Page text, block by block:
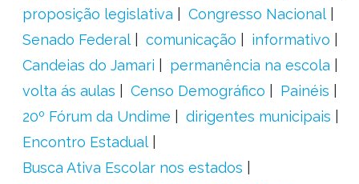
proposição legislativa
Congresso Nacional
Senado Federal
comunicação
informativo
Candeias do Jamari
permanência na escola
volta ás aulas
Censo Demográfico
Painéis
20º Fórum da Undime
dirigentes municipais
Encontro Estadual
Busca Ativa Escolar nos estados